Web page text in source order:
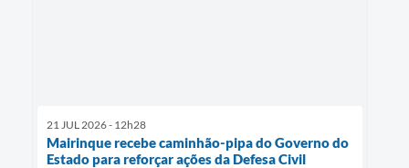
21 JUL 2026 - 12h28
Mairinque recebe caminhão-pipa do Governo do
Estado para reforçar ações da Defesa Civil